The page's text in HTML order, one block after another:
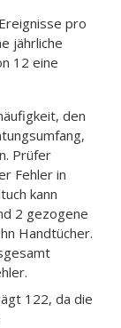
pro
jährliche
12 eine
den
Prüfer
Fehler in
kann
2 gezogene
Handtücher.
122, da die